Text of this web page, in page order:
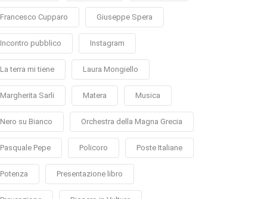
Francesco Cupparo Giuseppe Spera
Incontro pubblico Instagram
La terra mi tiene Laura Mongiello
Margherita Sarli Matera Musica
Nero su Bianco Orchestra della Magna Grecia
Pasquale Pepe Policoro Poste Italiane
Potenza Presentazione libro